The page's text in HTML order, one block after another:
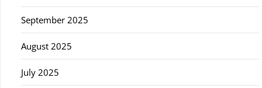
September 2025
August 2025
July 2025